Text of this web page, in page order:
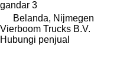
gandar 3
Belanda, Nijmegen
Vierboom Trucks B.V.
Hubungi penjual